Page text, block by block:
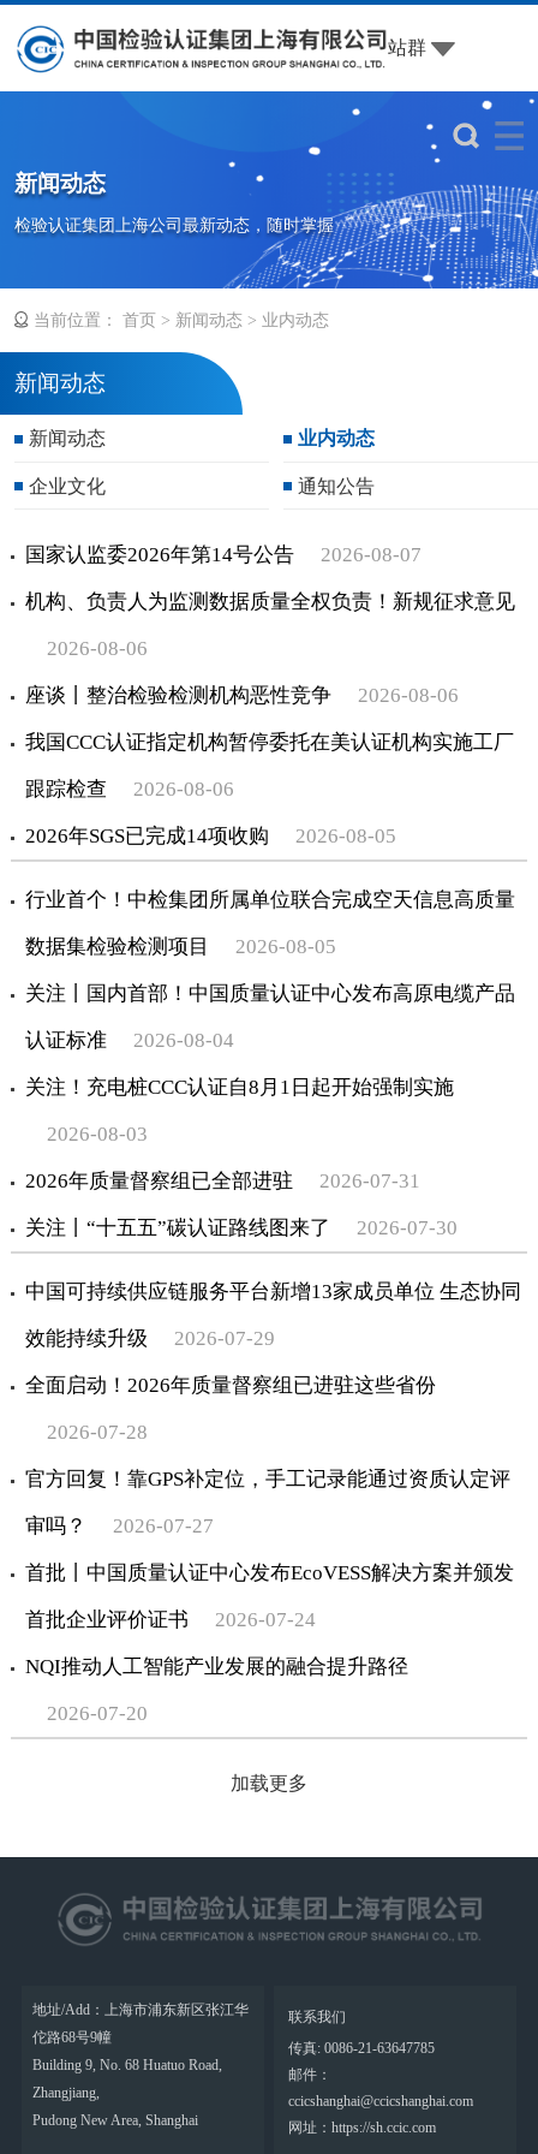
站群
新闻动态
检验认证集团上海公司最新动态，随时掌握
当前位置： 首页 > 新闻动态 > 业内动态
新闻动态
新闻动态 业内动态
企业文化 通知公告
国家认监委2026年第14号公告 2026-08-07
机构、负责人为监测数据质量全权负责！新规征求意见
2026-08-06
座谈丨整治检验检测机构恶性竞争 2026-08-06
我国CCC认证指定机构暂停委托在美认证机构实施工厂
跟踪检查 2026-08-06
2026年SGS已完成14项收购 2026-08-05
行业首个！中检集团所属单位联合完成空天信息高质量
数据集检验检测项目 2026-08-05
关注丨国内首部！中国质量认证中心发布高原电缆产品
认证标准 2026-08-04
关注！充电桩CCC认证自8月1日起开始强制实施
2026-08-03
2026年质量督察组已全部进驻 2026-07-31
关注丨“十五五”碳认证路线图来了 2026-07-30
中国可持续供应链服务平台新增13家成员单位 生态协同
效能持续升级 2026-07-29
全面启动！2026年质量督察组已进驻这些省份
2026-07-28
官方回复！靠GPS补定位，手工记录能通过资质认定评
审吗？ 2026-07-27
首批丨中国质量认证中心发布EcoVESS解决方案并颁发
首批企业评价证书 2026-07-24
NQI推动人工智能产业发展的融合提升路径
2026-07-20
加载更多
地址/Add：上海市浦东新区张江华
佗路68号9幢
Building 9, No. 68 Huatuo Road,
Zhangjiang,
Pudong New Area, Shanghai
联系我们
传真: 0086-21-63647785
邮件：
ccicshanghai@ccicshanghai.com
网址：https://sh.ccic.com